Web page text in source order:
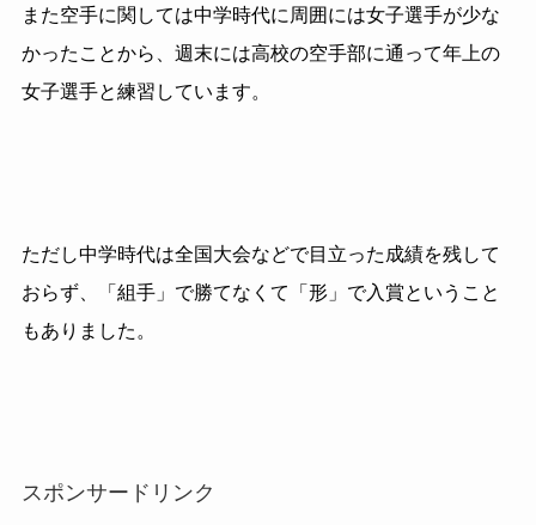
また空手に関しては中学時代に周囲には女子選手が少な
かったことから、週末には高校の空手部に通って年上の
女子選手と練習しています。
ただし中学時代は全国大会などで目立った成績を残して
おらず、「組手」で勝てなくて「形」で入賞ということ
もありました。
スポンサードリンク